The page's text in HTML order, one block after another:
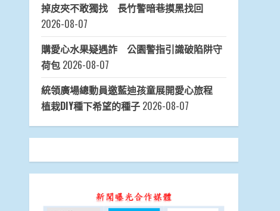
掉皮夾不敢獨找 長竹警暗巷摸黑找回
2026-08-07
購愛心水果疑遇詐 公園警指引識破陷阱守
荷包 2026-08-07
統領廣場總動員邀藍迪孩童展開愛心旅程
植栽DIY種下希望的種子 2026-08-07